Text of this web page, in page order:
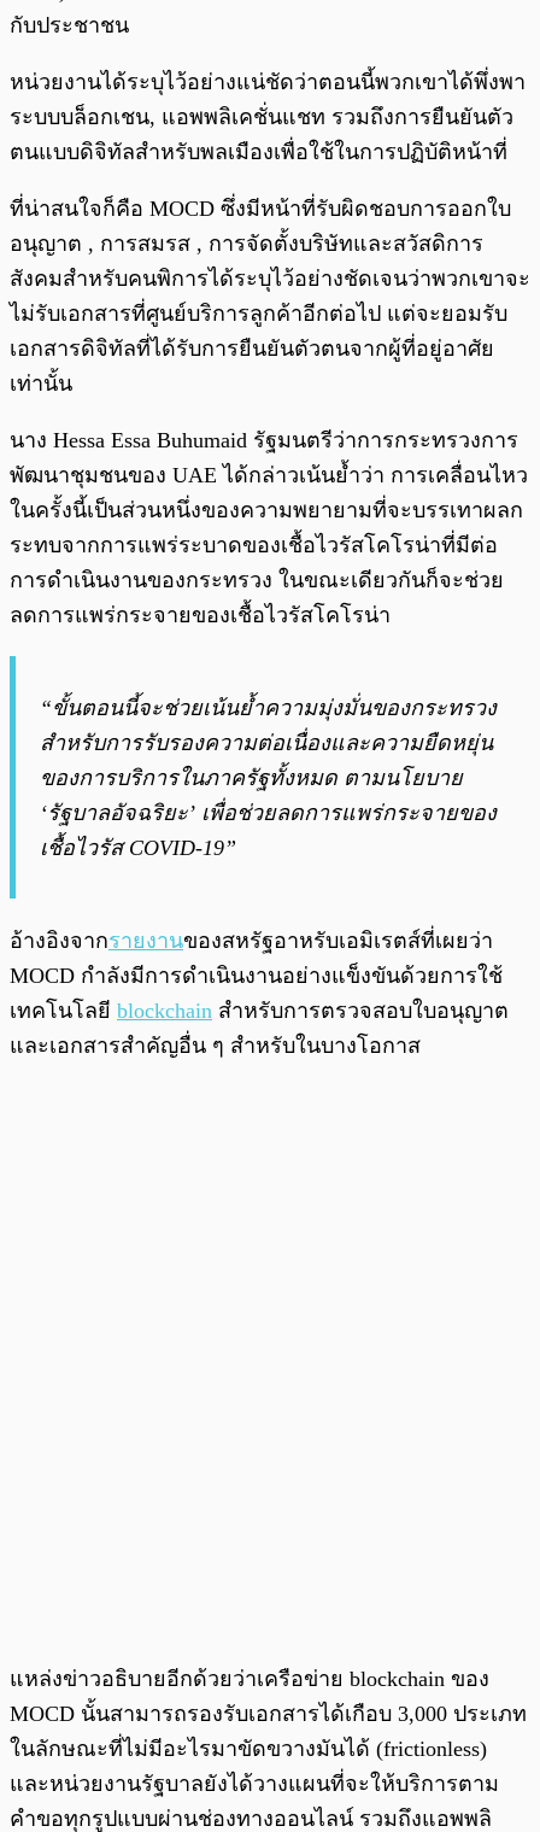
กับประชาชน
หน่วยงานได้ระบุไว้อย่างแน่ชัดว่าตอนนี้พวกเขาได้พึ่งพา
ระบบบล็อกเชน, แอพพลิเคชั่นแชท รวมถึงการยืนยันตัว
ตนแบบดิจิทัลสำหรับพลเมืองเพื่อใช้ในการปฏิบัติหน้าที่
ที่น่าสนใจก็คือ MOCD ซึ่งมีหน้าที่รับผิดชอบการออกใบ
อนุญาต , การสมรส , การจัดตั้งบริษัทและสวัสดิการ
สังคมสำหรับคนพิการได้ระบุไว้อย่างชัดเจนว่าพวกเขาจะ
ไม่รับเอกสารที่ศูนย์บริการลูกค้าอีกต่อไป แต่จะยอมรับ
เอกสารดิจิทัลที่ได้รับการยืนยันตัวตนจากผู้ที่อยู่อาศัย
เท่านั้น
นาง Hessa Essa Buhumaid รัฐมนตรีว่าการกระทรวงการ
พัฒนาชุมชนของ UAE ได้กล่าวเน้นย้ำว่า การเคลื่อนไหว
ในครั้งนี้เป็นส่วนหนึ่งของความพยายามที่จะบรรเทาผลก
ระทบจากการแพร่ระบาดของเชื้อไวรัสโคโรน่าที่มีต่อ
การดำเนินงานของกระทรวง ในขณะเดียวกันก็จะช่วย
ลดการแพร่กระจายของเชื้อไวรัสโคโรน่า
“ขั้นตอนนี้จะช่วยเน้นย้ำความมุ่งมั่นของกระทรวง
สำหรับการรับรองความต่อเนื่องและความยืดหยุ่น
ของการบริการในภาครัฐทั้งหมด ตามนโยบาย
‘รัฐบาลอัจฉริยะ’ เพื่อช่วยลดการแพร่กระจายของ
เชื้อไวรัส COVID-19”
อ้างอิงจากรายงานของสหรัฐอาหรับเอมิเรตส์ที่เผยว่า
MOCD กำลังมีการดำเนินงานอย่างแข็งขันด้วยการใช้
เทคโนโลยี blockchain สำหรับการตรวจสอบใบอนุญาต
และเอกสารสำคัญอื่น ๆ สำหรับในบางโอกาส
แหล่งข่าวอธิบายอีกด้วยว่าเครือข่าย blockchain ของ
MOCD นั้นสามารถรองรับเอกสารได้เกือบ 3,000 ประเภท
ในลักษณะที่ไม่มีอะไรมาขัดขวางมันได้ (frictionless)
และหน่วยงานรัฐบาลยังได้วางแผนที่จะให้บริการตาม
คำขอทุกรูปแบบผ่านช่องทางออนไลน์ รวมถึงแอพพลิ